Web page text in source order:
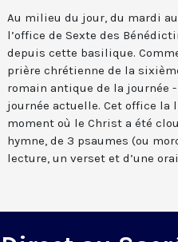
Au milieu du jour, du mardi
l’office de Sexte des
depuis cette basilique.
prière chrétienne de la
romain antique de la journée
journée actuelle. Cet office la
moment où le Christ a été
hymne, de 3 psaumes (ou
lecture, un verset et d’une